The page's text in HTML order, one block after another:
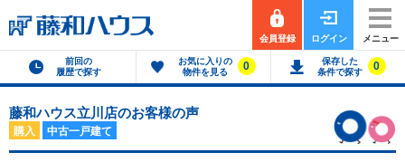
会員登録 ログイン メニュー
前回の
履歴で探す
お気に入りの
物件を見る
0
保存した
条件で探す
0
藤和ハウス立川店のお客様の声
購入 中古一戸建て